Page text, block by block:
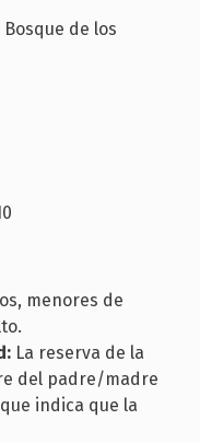
Bosque de los
menores de
La reserva de la
del padre/madre
indica que la